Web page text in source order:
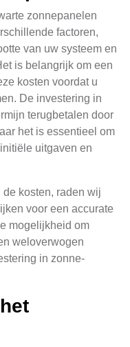
zonnepanelen
factoren,
van uw systeem en
is belangrijk om een
kosten voordat u
De investering in
terugbetalen door
het is essentieel om
uitgaven en
kosten, raden wij
voor een accurate
mogelijkheid om
weloverwogen
in zonne-